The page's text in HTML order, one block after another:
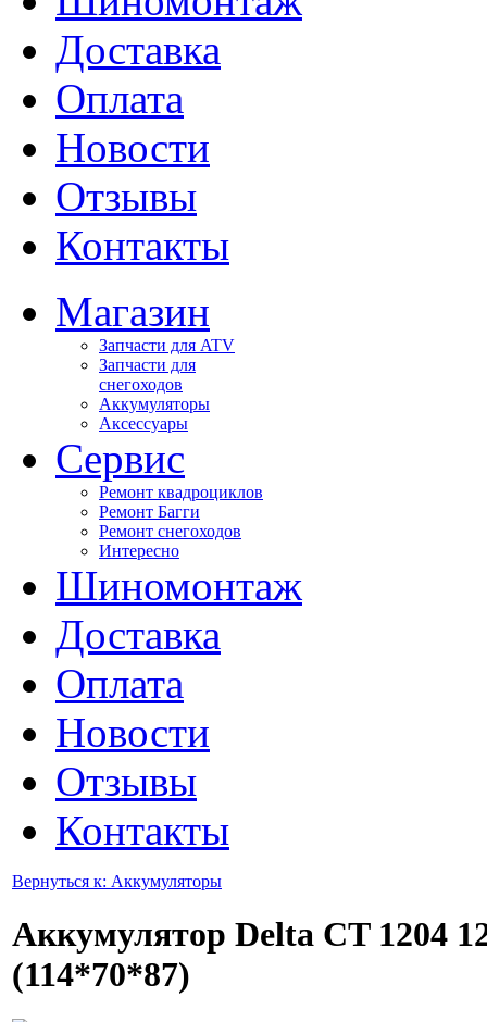
Доставка
Оплата
Новости
Отзывы
Контакты
Магазин
Запчасти для ATV
Запчасти для
снегоходов
Аккумуляторы
Аксессуары
Сервис
Ремонт квадроциклов
Ремонт Багги
Ремонт снегоходов
Интересно
Шиномонтаж
Доставка
Оплата
Новости
Отзывы
Контакты
Вернуться к: Аккумуляторы
Аккумулятор Delta CT 1204
(114*70*87)